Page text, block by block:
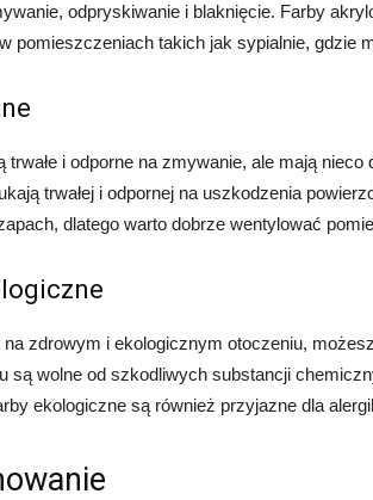
odpryskiwanie i blaknięcie. Farby
pomieszczeniach takich jak sypialnie, gdzie
trwałe i odporne na zmywanie, ale mają
trwałej i odpornej na uszkodzenia
dlatego warto dobrze wentylować
zdrowym i ekologicznym otoczeniu,
są wolne od szkodliwych substancji
ekologiczne są również przyjazne dla